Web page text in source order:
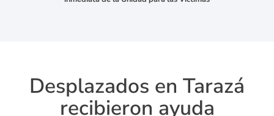
Desplazados en Tarazá
recibieron ayuda